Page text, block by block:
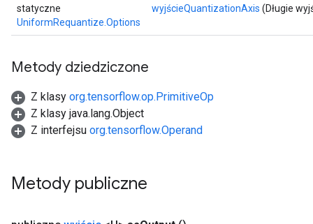
statyczne
UniformRequantize.Options
wyjścieQuantizationAxis (Długie
Metody dziedziczone
Z klasy org.tensorflow.op.PrimitiveOp
Z klasy java.lang.Object
Z interfejsu org.tensorflow.Operand
Metody publiczne